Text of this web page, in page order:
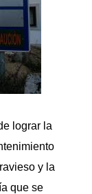
lograr la
y la
que se